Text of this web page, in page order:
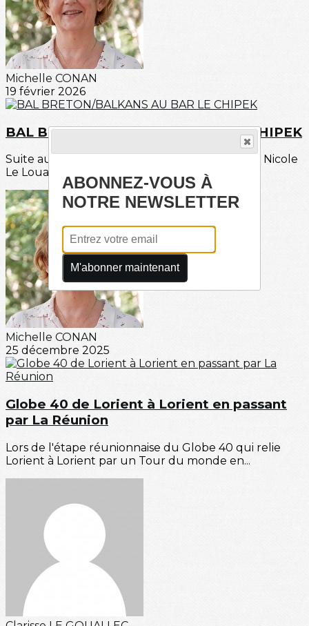
Michelle CONAN
19 février 2026
BAL BRETON/BALKANS AU BAR LE CHIPEK
Suite au stage des Balkans organisé animé par Nicole
Le Louarn, l'Amicale Bretagne Réunion a...
Michelle CONAN
25 décembre 2025
Globe 40 de Lorient à Lorient en passant
par La Réunion
Lors de l'étape réunionnaise du Globe 40 qui relie
Lorient à Lorient par un Tour du monde en...
ABONNEZ-VOUS À
NOTRE NEWSLETTER
M'abonner maintenant